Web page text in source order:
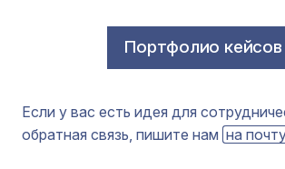
Портфолио кейсов
Если у вас есть идея для
обратная связь, пишите нам на